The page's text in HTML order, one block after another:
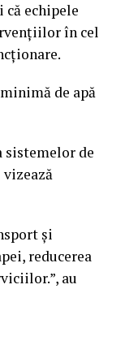
echipele
în cel
de apă
de
și
reducerea
au